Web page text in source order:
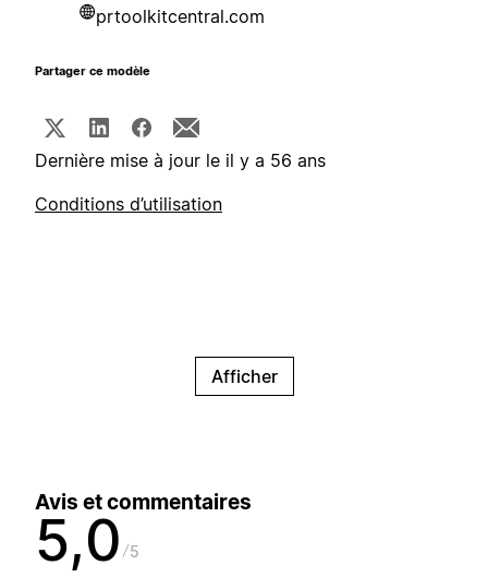
prtoolkitcentral.com
Partager ce modèle
Dernière mise à jour le il y a 56 ans
Conditions d’utilisation
Afficher
Avis et commentaires
5,0 5